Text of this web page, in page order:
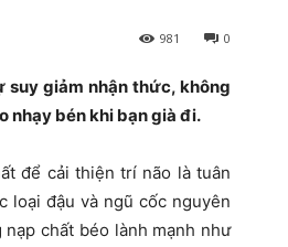
0
981
suy giảm nhận thức, không
nhạy bén khi bạn già đi.
để cải thiện trí não là tuân
loại đậu và ngũ cốc nguyên
chất béo lành mạnh như